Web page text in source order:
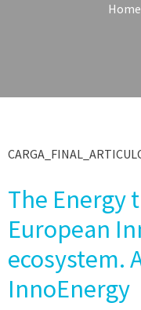
Home
The Energy
European
ecosystem.
InnoEnergy